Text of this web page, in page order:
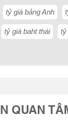
tỷ giá bảng Anh
tỷ giá baht thái tỷ
QUAN